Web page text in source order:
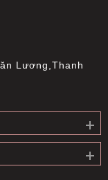
Lương,Thanh
Tân, phường Cầu